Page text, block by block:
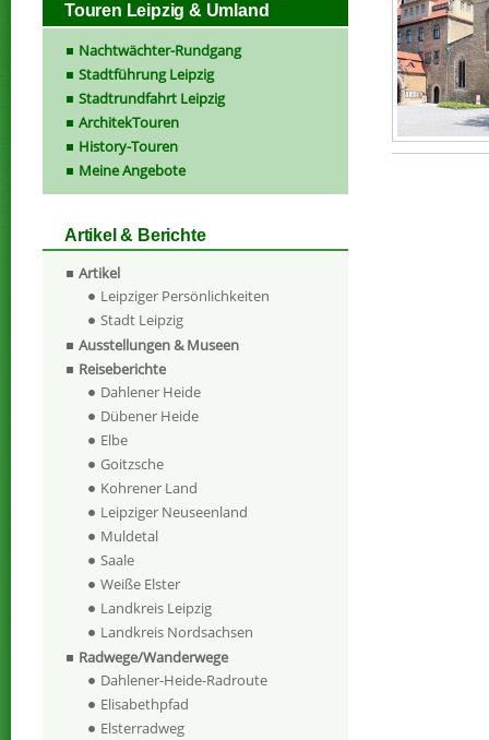
Touren Leipzig & Umland
Nachtwächter-Rundgang
Stadtführung Leipzig
Stadtrundfahrt Leipzig
ArchitekTouren
History-Touren
Meine Angebote
Artikel & Berichte
Artikel
Leipziger Persönlichkeiten
Stadt Leipzig
Ausstellungen & Museen
Reiseberichte
Dahlener Heide
Dübener Heide
Elbe
Goitzsche
Kohrener Land
Leipziger Neuseenland
Muldetal
Saale
Weiße Elster
Landkreis Leipzig
Landkreis Nordsachsen
Radwege/Wanderwege
Dahlener-Heide-Radroute
Elisabethpfad
Elsterradweg